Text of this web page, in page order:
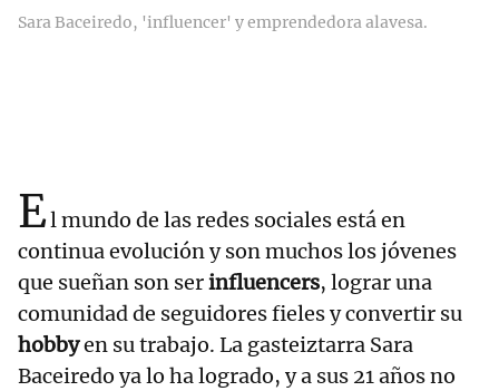
Sara Baceiredo, 'influencer' y emprendedora alavesa.
El mundo de las redes sociales está en
continua evolución y son muchos los jóvenes
que sueñan son serinfluencers, lograr una
comunidad de seguidores fieles y convertir su
hobbyen su trabajo. La gasteiztarra Sara
Baceiredo ya lo ha logrado, y a sus 21 años no